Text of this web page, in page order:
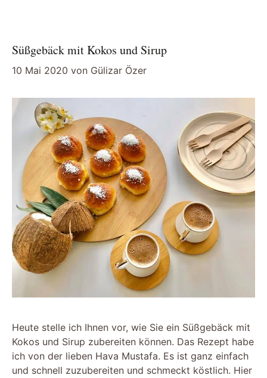
Süßgebäck mit Kokos und Sirup
10 Mai 2020 von Gülizar Özer
Heute stelle ich Ihnen vor, wie Sie ein Süßgebäck mit
Kokos und Sirup zubereiten können. Das Rezept habe
ich von der lieben Hava Mustafa. Es ist ganz einfach
und schnell zuzubereiten und schmeckt köstlich. Hier